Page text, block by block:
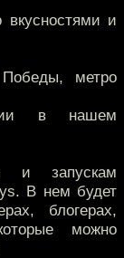
вкусностями и
Победы, метро
в нашем
и запускам
В нем будет
блогерах,
можно